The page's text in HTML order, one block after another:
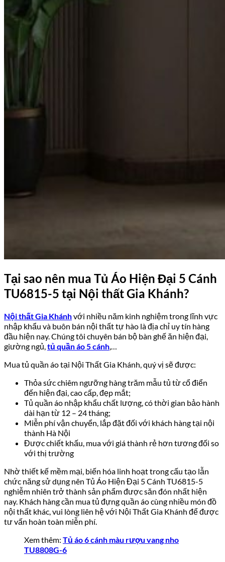
Tại sao nên mua Tủ Áo Hiện Đại 5 Cánh
TU6815-5 tại Nội thất Gia Khánh?
Nội thất Gia Khánhvới nhiều năm kinh nghiệm trong lĩnh vực
nhập khẩu và buôn bán nội thất tự hào là địa chỉ uy tín hàng
đầu hiện nay. Chúng tôi chuyên bán bộ bàn ghế ăn hiện đại,
giường ngủ,tủ quần áo 5 cánh,…
Mua tủ quần áo tại Nội Thất Gia Khánh, quý vị sẽ được:
Thỏa sức chiêm ngưỡng hàng trăm mẫu tủ từ cổ điển
đến hiện đại, cao cấp, đẹp mắt;
Tủ quần áo nhập khẩu chất lượng, có thời gian bảo hành
dài hạn từ 12 – 24 tháng;
Miễn phí vận chuyển, lắp đặt đối với khách hàng tại nội
thành Hà Nội
Được chiết khấu, mua với giá thành rẻ hơn tương đối so
với thị trường
Nhờ thiết kế mềm mại, biến hóa linh hoạt trong cấu tạo lẫn
chức năng sử dụng nên Tủ Áo Hiện Đại 5 Cánh TU6815-5
nghiễm nhiên trở thành sản phẩm được săn đón nhất hiện
nay. Khách hàng cần mua tủ đựng quần áo cùng nhiều món đồ
nội thất khác, vui lòng liên hệ với Nội Thất Gia Khánh để được
tư vấn hoàn toàn miễn phí.
Xem thêm: Tủ áo 6 cánh màu rượu vang nho
TU8808G-6